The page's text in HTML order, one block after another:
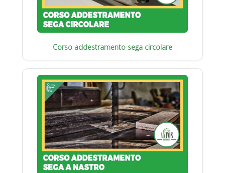
Corso addestramento sega circolare